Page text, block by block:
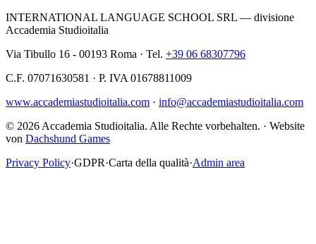
INTERNATIONAL LANGUAGE SCHOOL SRL — divisione
Accademia Studioitalia
Via Tibullo 16 - 00193 Roma · Tel. +39 06 68307796
C.F. 07071630581 · P. IVA 01678811009
www.accademiastudioitalia.com · info@accademiastudioitalia.com
© 2026 Accademia Studioitalia. Alle Rechte vorbehalten. · Website
von Dachshund Games
Privacy Policy·GDPR·Carta della qualità·Admin area